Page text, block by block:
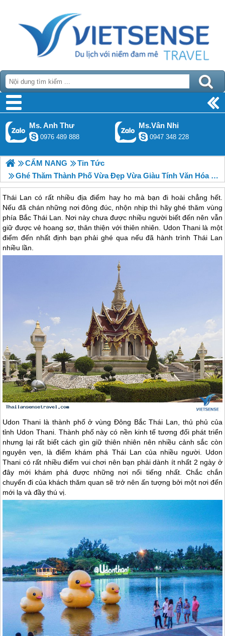
Ms. Anh Thư
0976 489 888
Ms.Vân Nhi
0947 348 228
CẨM NANG
Tin Tức
Ghé Thăm Thành Phố Vừa Đẹp Vừa Giàu Tính Văn Hóa Ở Thái Lan
Thái Lan có rất nhiều địa điểm hay ho mà bạn đi hoài chẳng hết.
Nếu đã chán những nơi đông đúc, nhộn nhịp thì hãy ghé thăm vùng
phía Bắc Thái Lan. Nơi này chưa được nhiều người biết đến nên vẫn
giữ được vẻ hoang sơ, thân thiện với thiên nhiên. Udon Thani là một
điểm đến nhất định bạn phải ghé qua nếu đã hành trình Thái Lan
nhiều lần.
Udon Thani là thành phố ở vùng Đông BắcThái Lan , thủ phủ của
tỉnh Udon Thani. Thành phố này có nền kinh tế tương đối phát triển
nhưng lại rất biết cách gìn giữ thiên nhiên nên nhiều cảnh sắc còn
nguyên vẹn, là điểm khám phá Thái Lan của nhiều người. Udon
Thani có rất nhiều điểm vui chơi nên bạn phải dành ít nhất 2 ngày ở
đây mới khám phá được những nơi nổi tiếng nhất. Chắc chắn
chuyến đi của khách thăm quan sẽ trở nên ấn tượng bởi một nơi đến
mới lạ và đầy thú vị.